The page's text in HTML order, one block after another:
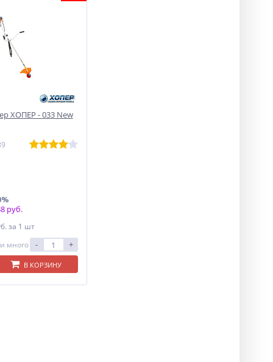
ХОПЕР - 033 New
руб.
за 1 шт
много
- +
В КОРЗИНУ